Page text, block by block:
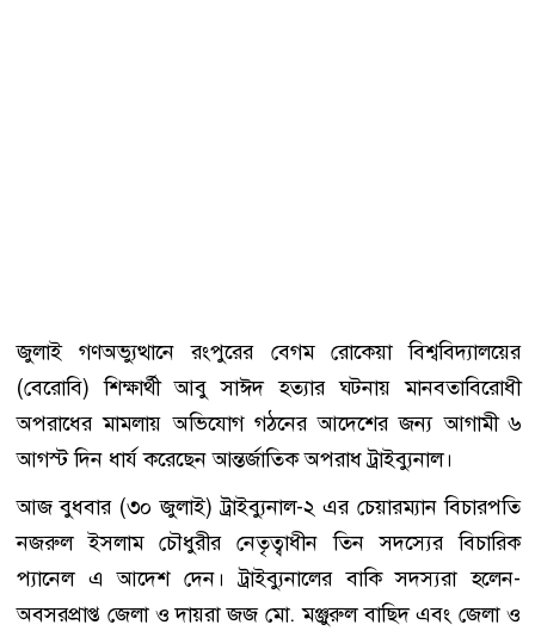
জুলাই গণঅভ্যুত্থানে রংপুরের বেগম রোকেয়া বিশ্ববিদ্যালয়ের
(বেরোবি) শিক্ষার্থী আবু সাঈদ হত্যার ঘটনায় মানবতাবিরোধী
অপরাধের মামলায় অভিযোগ গঠনের আদেশের জন্য আগামী ৬
আগস্ট দিন ধার্য করেছেন আন্তর্জাতিক অপরাধ ট্রাইব্যুনাল।
আজ বুধবার (৩০ জুলাই) ট্রাইব্যুনাল-২ এর চেয়ারম্যান বিচারপতি
নজরুল ইসলাম চৌধুরীর নেতৃত্বাধীন তিন সদস্যের বিচারিক
প্যানেল এ আদেশ দেন। ট্রাইব্যুনালের বাকি সদস্যরা হলেন-
অবসরপ্রাপ্ত জেলা ও দায়রা জজ মো. মঞ্জুরুল বাছিদ এবং জেলা ও